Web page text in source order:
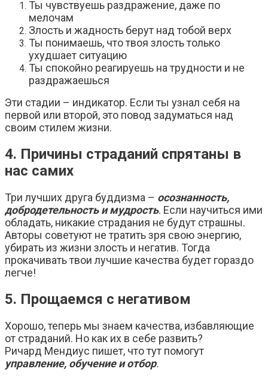
Ты чувствуешь раздражение, даже по
мелочам
Злость и жадность берут над тобой верх
Ты понимаешь, что твоя злость только
ухудшает ситуацию
Ты спокойно реагируешь на трудности и не
раздражаешься
Эти стадии – индикатор. Если ты узнал себя на
первой или второй, это повод задуматься над
своим стилем жизни.
4. Причины страданий спрятаны в
нас самих
Три лучших друга буддизма – осознанность,
добродетельность и мудрость. Если научиться ими
обладать, никакие страдания не будут страшны.
Авторы советуют не тратить зря свою энергию,
убирать из жизни злость и негатив. Тогда
прокачивать твои лучшие качества будет гораздо
легче!
5. Прощаемся с негативом
Хорошо, теперь мы знаем качества, избавляющие
от страданий. Но как их в себе развить?
Ричард Мендиус пишет, что тут помогут
управление, обучение и отбор.